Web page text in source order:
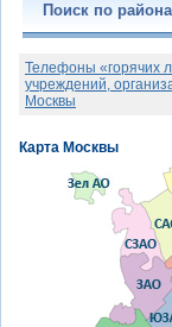
Поиск по
Телефоны «горячих
учреждений,
Москвы